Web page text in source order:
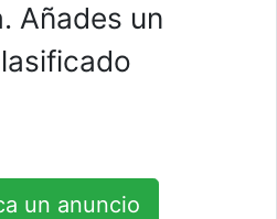
Añades un
un anuncio